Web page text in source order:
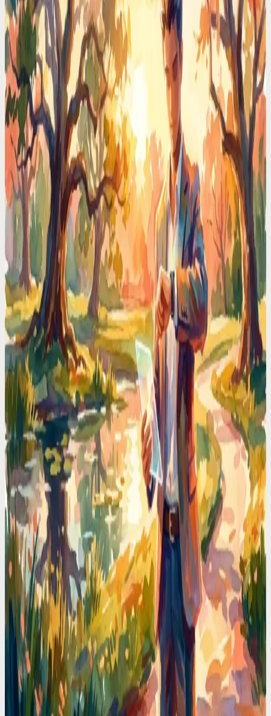
Motion 强行自动排满一切，Codot 则只负责倾听。各深度体验
30天后，其中一种ADHD友好型方案赢麻了。
时间管理技巧
我雇了个$0/Month的幕僚长，她就住在我的手机里
真正的高管花$150K请幕僚长。我把所有日程全权交给了AI语
音助手。这是30天后发生的奇迹。
时间管理技巧
你的大脑只能同时记住4件事，你却非要塞给它40件
工作记忆是有硬性上限的。每一个没写下来的任务、没排期的
会议、随脑一想的念头都在疯狂占用内存。语音记录能帮你清
空大脑，瞬间释放RAM。
ADHD 专区
ADHD的“时间盲症”是真的。这款日历专治这个痛
点
如果你也曾从工位上一抬头，发现竟然已经晚上6点了，那你
一定懂。这款日历会主动提醒、智能适应，完美契合ADHD的
大脑回路。
创始人专区
每个创业者每天排日程都要白白浪费90分钟，我把
这时间抢回来了
安排会议、调档期、查冲突……我算了一下浪费在这上面的时
间，简直触目惊心。语音优先的排程方式彻底帮我免了这笔
“时间税”。
创始人专区
我的日程表曾是重灾区，直到我彻底戒了它
撞会、忘了预留准备时间、电话一个接一个连轴转。解决办法
根本不是换个更好的App，而是再也不去打开日程表。
日历对比
Google Calendar 只是个文件柜，而我需要一位 AI
幕僚长